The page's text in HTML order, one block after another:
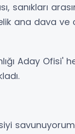
sanıkları
ana dava ve
Aday Ofisi'